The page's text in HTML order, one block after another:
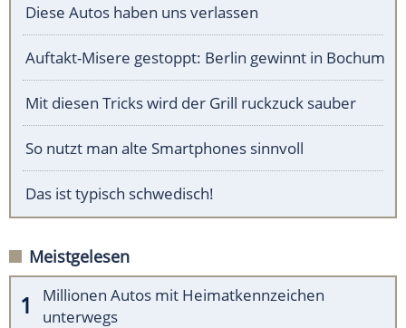
Diese Autos haben uns verlassen
Auftakt-Misere gestoppt: Berlin gewinnt in Bochum
Mit diesen Tricks wird der Grill ruckzuck sauber
So nutzt man alte Smartphones sinnvoll
Das ist typisch schwedisch!
Meistgelesen
Millionen Autos mit Heimatkennzeichen
unterwegs